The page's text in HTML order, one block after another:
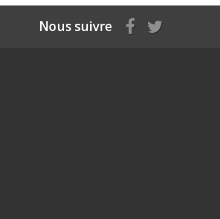
Nous suivre